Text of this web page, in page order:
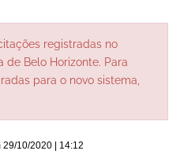
registradas no
de Belo Horizonte. Para
para o novo sistema,
29/10/2020 | 14:12